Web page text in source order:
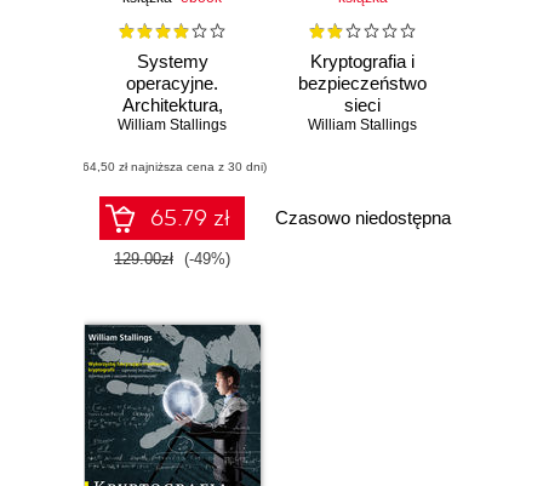
Systemy
operacyjne.
Architektura,
funkcjonowanie i
Wydanie IX
William Stallings
(64,50 zł najniższa cena z 30 dni)
65.79 zł
129.00zł (-49%)
Kryptografia i
bezpieczeństwo
sieci
komputerowych.
komunikacji
William Stallings
Czasowo niedostępna